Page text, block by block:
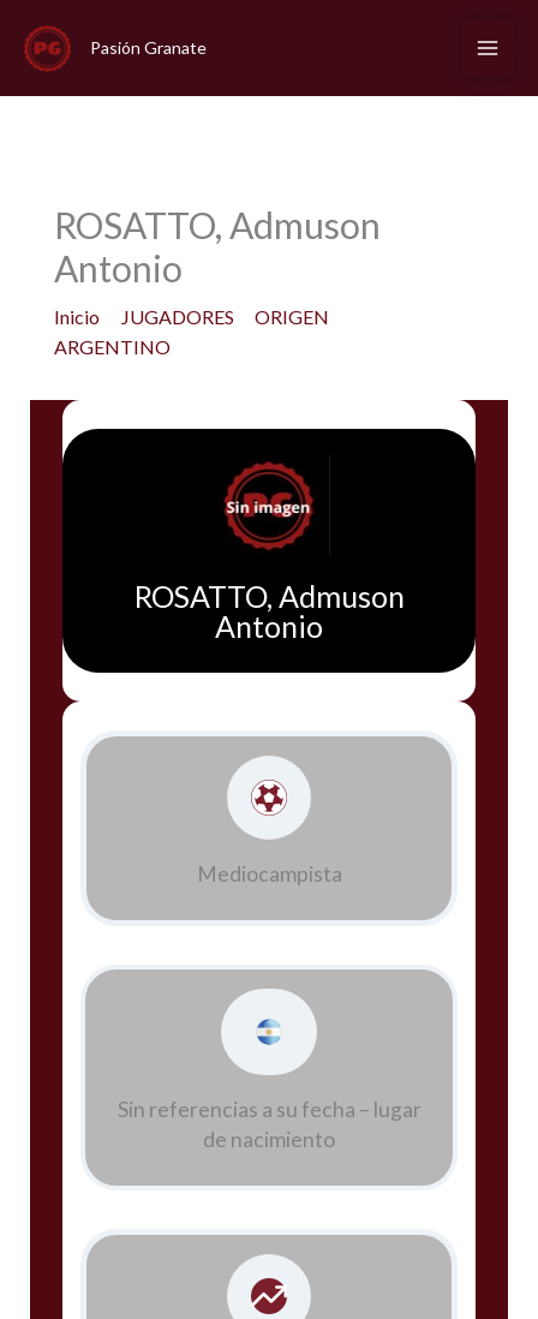
contenido
Pasión Granate
ROSATTO, Admuson
Antonio
Inicio JUGADORES
ORIGEN
ARGENTINO
ROSATTO, Admuson
Antonio
Mediocampista
Sin referencias a su fecha – lugar
de nacimiento